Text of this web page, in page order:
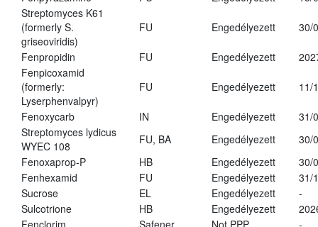
Streptomyces K61
(formerly S.
griseoviridis)
FU Engedélyezett 30/
Fenpropidin FU Engedélyezett
Fenpicoxamid
(formerly:
Lyserphenvalpyr)
FU Engedélyezett 11/
Fenoxycarb IN Engedélyezett
31/
Streptomyces lydicus
WYEC 108
FU, BA Engedélyezett
30/
Fenoxaprop-P
HB Engedélyezett
30/
Fenhexamid
FU Engedélyezett
31/
Sucrose
EL Engedélyezett
-
Sulcotrione
HB Engedélyezett